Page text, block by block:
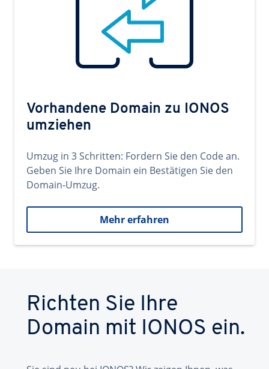
Vorhandene Domain zu IONOS
umziehen
Umzug in 3 Schritten: Fordern Sie den Code an.
Geben Sie Ihre Domain ein Bestätigen Sie den
Domain-Umzug.
Mehr erfahren
Richten Sie Ihre
Domain mit IONOS ein.